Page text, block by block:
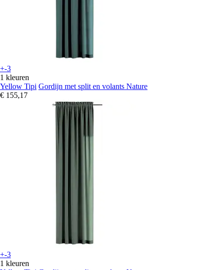
+-3
1 kleuren
Yellow Tipi Gordijn met split en volants Nature
€ 155,17
+-3
1 kleuren